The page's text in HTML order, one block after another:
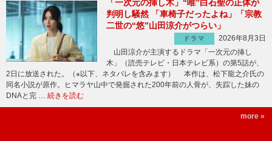
「一次元の挿し木」“唯”白石聖の正体が
判明し騒然 「車椅子だったよね」「宗教
二世の“悠”山田涼介がつらい」
ドラマ
2026年8月3日
山田涼介が主演するドラマ「一次元の挿し
木」（読売テレビ・日本テレビ系）の第5話が、
2日に放送された。（※以下、ネタバレを含みます） 本作は、松下龍之介氏の
同名小説が原作。ヒマラヤ山中で発掘された200年前の人骨が、失踪した妹の
DNAと完 … 続きを読む
more »